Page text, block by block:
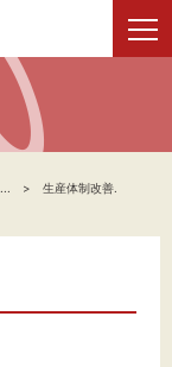
生産体制改善.